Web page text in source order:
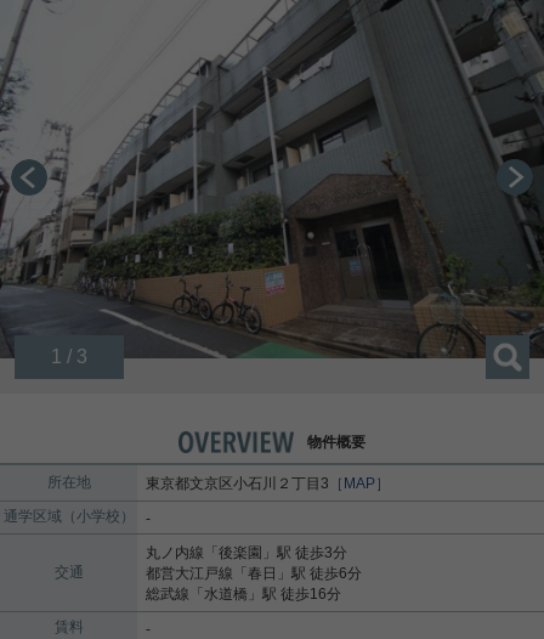
1 / 3
物件概要
所在地 東京都文京区小石川 ２丁目3 ［MAP］
通学区域（小学校）
-
交通
丸ノ内線 「後楽園 」駅 徒歩3分
都営大江戸線 「春日 」駅 徒歩6分
総武線 「水道橋 」駅 徒歩16分
賃料
-